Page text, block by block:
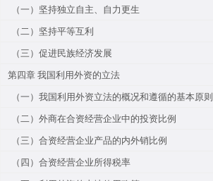
（一）坚持独立自主、自力更生
（二）坚持平等互利
（三）促进民族经济发展
第四章 我国利用外资的立法
（一）我国利用外资立法的概况和遵循的基本原则
（二）外商在合资经营企业中的投资比例
（三）合资经营企业产品的内外销比例
（四）合资经营企业所得税率